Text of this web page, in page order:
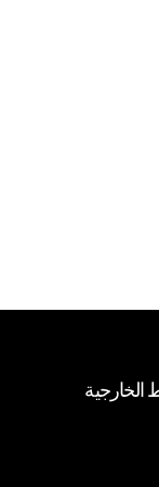
الخارجية